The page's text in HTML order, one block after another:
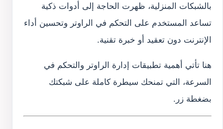
بالشبكات المنزلية، ظهرت الحاجة إلى أدوات ذكية
تساعد المستخدم على التحكم في الراوتر وتحسين أداء
الإنترنت دون تعقيد أو خبرة تقنية.
هنا تأتي أهمية تطبيقات إدارة الراوتر والتحكم في
السرعة، التي تمنحك سيطرة كاملة على شبكتك
بضغطة زر.